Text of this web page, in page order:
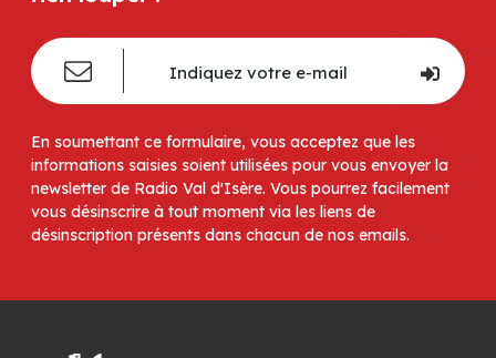
En soumettant ce formulaire, vous acceptez que les
informations saisies soient utilisées pour vous envoyer la
newsletter de Radio Val d'Isère. Vous pourrez facilement
vous désinscrire à tout moment via les liens de
désinscription présents dans chacun de nos emails.